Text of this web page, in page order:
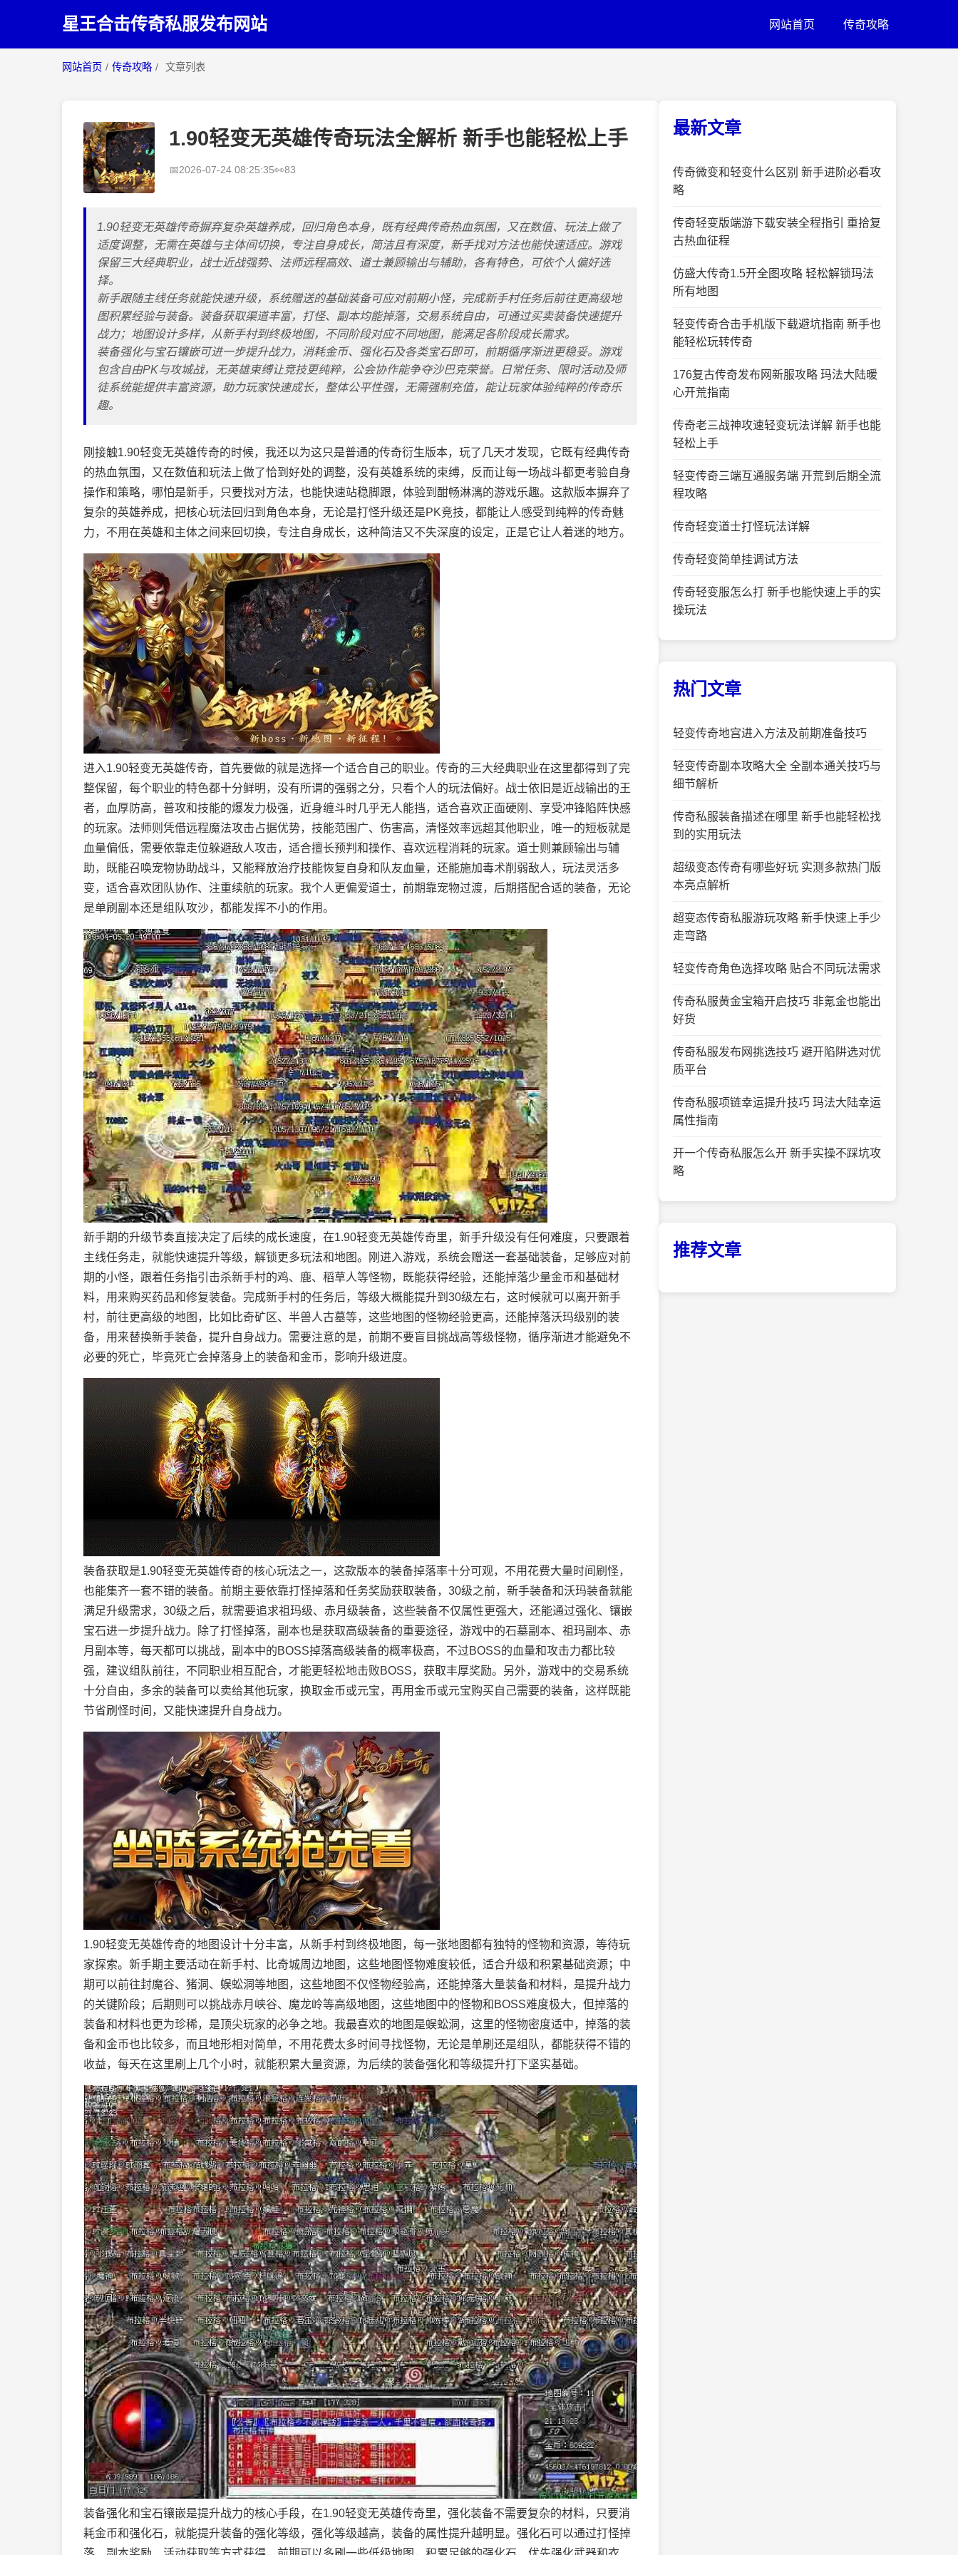
星王合击传奇私服发布网站 网站首页 传奇攻略
网站首页 / 传奇攻略 / 文章列表
1.90轻变无英雄传奇玩法全解析 新手也能轻松上手
2026-07-24 08:25:35 83
1.90轻变无英雄传奇摒弃复杂英雄养成，回归角色本身，既有经典传奇热血氛围，又在数值、玩法上做了
适度调整，无需在英雄与主体间切换，专注自身成长，简洁且有深度，新手找对方法也能快速适应。游戏
保留三大经典职业，战士近战强势、法师远程高效、道士兼顾输出与辅助，各有特色，可依个人偏好选
择。
新手跟随主线任务就能快速升级，系统赠送的基础装备可应对前期小怪，完成新手村任务后前往更高级地
图积累经验与装备。装备获取渠道丰富，打怪、副本均能掉落，交易系统自由，可通过买卖装备快速提升
战力；地图设计多样，从新手村到终极地图，不同阶段对应不同地图，能满足各阶段成长需求。
装备强化与宝石镶嵌可进一步提升战力，消耗金币、强化石及各类宝石即可，前期循序渐进更稳妥。游戏
包含自由PK与攻城战，无英雄束缚让竞技更纯粹，公会协作能争夺沙巴克荣誉。日常任务、限时活动及师
徒系统能提供丰富资源，助力玩家快速成长，整体公平性强，无需强制充值，能让玩家体验纯粹的传奇乐
趣。
刚接触1.90轻变无英雄传奇的时候，我还以为这只是普通的传奇衍生版本，玩了几天才发现，它既有经典传奇
的热血氛围，又在数值和玩法上做了恰到好处的调整，没有英雄系统的束缚，反而让每一场战斗都更考验自身
操作和策略，哪怕是新手，只要找对方法，也能快速站稳脚跟，体验到酣畅淋漓的游戏乐趣。这款版本摒弃了
复杂的英雄养成，把核心玩法回归到角色本身，无论是打怪升级还是PK竞技，都能让人感受到纯粹的传奇魅
力，不用在英雄和主体之间来回切换，专注自身成长，这种简洁又不失深度的设定，正是它让人着迷的地方。
进入1.90轻变无英雄传奇，首先要做的就是选择一个适合自己的职业。传奇的三大经典职业在这里都得到了完
整保留，每个职业的特色都十分鲜明，没有所谓的强弱之分，只看个人的玩法偏好。战士依旧是近战输出的王
者，血厚防高，普攻和技能的爆发力极强，近身缠斗时几乎无人能挡，适合喜欢正面硬刚、享受冲锋陷阵快感
的玩家。法师则凭借远程魔法攻击占据优势，技能范围广、伤害高，清怪效率远超其他职业，唯一的短板就是
血量偏低，需要依靠走位躲避敌人攻击，适合擅长预判和操作、喜欢远程消耗的玩家。道士则兼顾输出与辅
助，既能召唤宠物协助战斗，又能释放治疗技能恢复自身和队友血量，还能施加毒术削弱敌人，玩法灵活多
变，适合喜欢团队协作、注重续航的玩家。我个人更偏爱道士，前期靠宠物过渡，后期搭配合适的装备，无论
是单刷副本还是组队攻沙，都能发挥不小的作用。
新手期的升级节奏直接决定了后续的成长速度，在1.90轻变无英雄传奇里，新手升级没有任何难度，只要跟着
主线任务走，就能快速提升等级，解锁更多玩法和地图。刚进入游戏，系统会赠送一套基础装备，足够应对前
期的小怪，跟着任务指引击杀新手村的鸡、鹿、稻草人等怪物，既能获得经验，还能掉落少量金币和基础材
料，用来购买药品和修复装备。完成新手村的任务后，等级大概能提升到30级左右，这时候就可以离开新手
村，前往更高级的地图，比如比奇矿区、半兽人古墓等，这些地图的怪物经验更高，还能掉落沃玛级别的装
备，用来替换新手装备，提升自身战力。需要注意的是，前期不要盲目挑战高等级怪物，循序渐进才能避免不
必要的死亡，毕竟死亡会掉落身上的装备和金币，影响升级进度。
装备获取是1.90轻变无英雄传奇的核心玩法之一，这款版本的装备掉落率十分可观，不用花费大量时间刷怪，
也能集齐一套不错的装备。前期主要依靠打怪掉落和任务奖励获取装备，30级之前，新手装备和沃玛装备就能
满足升级需求，30级之后，就需要追求祖玛级、赤月级装备，这些装备不仅属性更强大，还能通过强化、镶嵌
宝石进一步提升战力。除了打怪掉落，副本也是获取高级装备的重要途径，游戏中的石墓副本、祖玛副本、赤
月副本等，每天都可以挑战，副本中的BOSS掉落高级装备的概率极高，不过BOSS的血量和攻击力都比较
强，建议组队前往，不同职业相互配合，才能更轻松地击败BOSS，获取丰厚奖励。另外，游戏中的交易系统
十分自由，多余的装备可以卖给其他玩家，换取金币或元宝，再用金币或元宝购买自己需要的装备，这样既能
节省刷怪时间，又能快速提升自身战力。
1.90轻变无英雄传奇的地图设计十分丰富，从新手村到终极地图，每一张地图都有独特的怪物和资源，等待玩
家探索。新手期主要活动在新手村、比奇城周边地图，这些地图怪物难度较低，适合升级和积累基础资源；中
期可以前往封魔谷、猪洞、蜈蚣洞等地图，这些地图不仅怪物经验高，还能掉落大量装备和材料，是提升战力
的关键阶段；后期则可以挑战赤月峡谷、魔龙岭等高级地图，这些地图中的怪物和BOSS难度极大，但掉落的
装备和材料也更为珍稀，是顶尖玩家的必争之地。我最喜欢的地图是蜈蚣洞，这里的怪物密度适中，掉落的装
备和金币也比较多，而且地形相对简单，不用花费太多时间寻找怪物，无论是单刷还是组队，都能获得不错的
收益，每天在这里刷上几个小时，就能积累大量资源，为后续的装备强化和等级提升打下坚实基础。
装备强化和宝石镶嵌是提升战力的核心手段，在1.90轻变无英雄传奇里，强化装备不需要复杂的材料，只要消
耗金币和强化石，就能提升装备的强化等级，强化等级越高，装备的属性提升越明显。强化石可以通过打怪掉
最新文章
传奇微变和轻变什么区别 新手进阶必看攻
略
传奇轻变版端游下载安装全程指引 重拾复
古热血征程
仿盛大传奇1.5开全图攻略 轻松解锁玛法
所有地图
轻变传奇合击手机版下载避坑指南 新手也
能轻松玩转传奇
176复古传奇发布网新服攻略 玛法大陆暖
心开荒指南
传奇老三战神攻速轻变玩法详解 新手也能
轻松上手
轻变传奇三端互通服务端 开荒到后期全流
程攻略
传奇轻变道士打怪玩法详解
传奇轻变简单挂调试方法
传奇轻变服怎么打 新手也能快速上手的实
操玩法
热门文章
轻变传奇地宫进入方法及前期准备技巧
轻变传奇副本攻略大全 全副本通关技巧与
细节解析
传奇私服装备描述在哪里 新手也能轻松找
到的实用玩法
超级变态传奇有哪些好玩 实测多款热门版
本亮点解析
超变态传奇私服游玩攻略 新手快速上手少
走弯路
轻变传奇角色选择攻略 贴合不同玩法需求
传奇私服黄金宝箱开启技巧 非氪金也能出
好货
传奇私服发布网挑选技巧 避开陷阱选对优
质平台
传奇私服项链幸运提升技巧 玛法大陆幸运
属性指南
开一个传奇私服怎么开 新手实操不踩坑攻
略
推荐文章